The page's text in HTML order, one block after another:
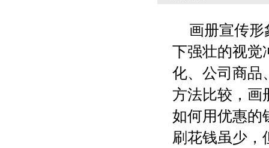
画册宣传
下强壮的视觉
化、公司商品
方法比较，画
如何用优惠的
刷花钱虽少，